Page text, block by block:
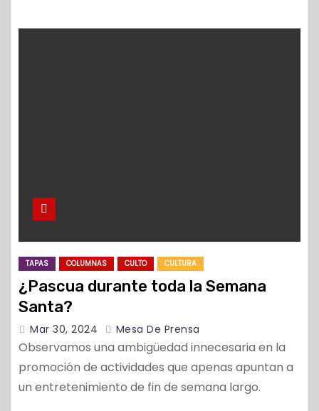
TAPAS COLUMNAS CULTO CULTURA
¿Pascua durante toda la Semana
Santa?
Mar 30, 2024 Mesa De Prensa
Observamos una ambigüedad innecesaria en la
promoción de actividades que apenas apuntan a
un entretenimiento de fin de semana largo.